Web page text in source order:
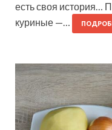
есть своя история…
куриные —…